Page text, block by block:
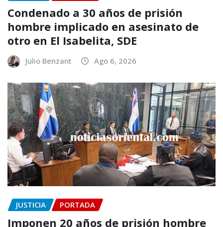
Condenado a 30 años de prisión
hombre implicado en asesinato de
otro en El Isabelita, SDE
Julio Benzant Ago 6, 2026
JUSTICIA PORTADA
Imponen 20 años de prisión hombre